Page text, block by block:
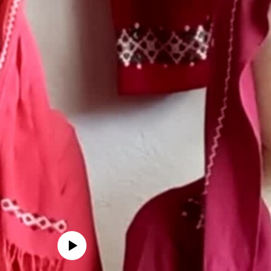
source currently available